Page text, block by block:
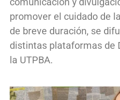
promover el cuidado de
de breve duración, se
distintas plataformas de
la UTPBA.